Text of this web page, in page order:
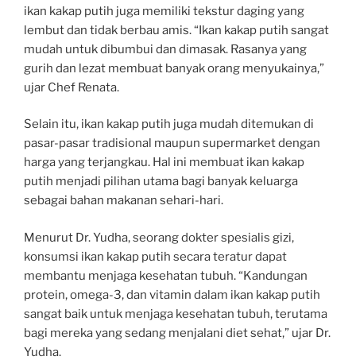
ikan kakap putih juga memiliki tekstur daging yang
lembut dan tidak berbau amis. “Ikan kakap putih sangat
mudah untuk dibumbui dan dimasak. Rasanya yang
gurih dan lezat membuat banyak orang menyukainya,”
ujar Chef Renata.
Selain itu, ikan kakap putih juga mudah ditemukan di
pasar-pasar tradisional maupun supermarket dengan
harga yang terjangkau. Hal ini membuat ikan kakap
putih menjadi pilihan utama bagi banyak keluarga
sebagai bahan makanan sehari-hari.
Menurut Dr. Yudha, seorang dokter spesialis gizi,
konsumsi ikan kakap putih secara teratur dapat
membantu menjaga kesehatan tubuh. “Kandungan
protein, omega-3, dan vitamin dalam ikan kakap putih
sangat baik untuk menjaga kesehatan tubuh, terutama
bagi mereka yang sedang menjalani diet sehat,” ujar Dr.
Yudha.